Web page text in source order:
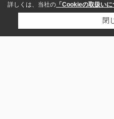
詳しくは、当社の 「Cookieの取扱いに
閉